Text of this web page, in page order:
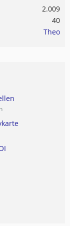
2.009
40
Theo